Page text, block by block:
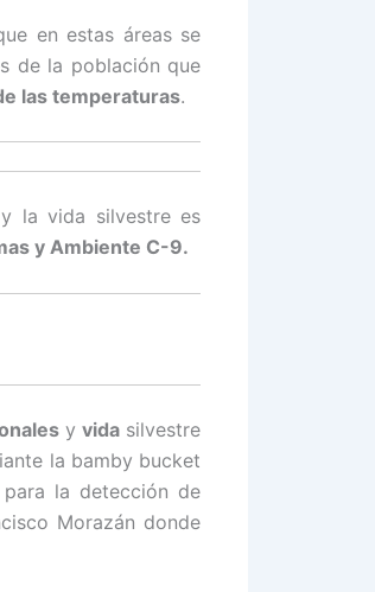
en estas áreas se
de la población que
las temperaturas.
la vida silvestre es
y Ambiente C-9.
y vidasilvestre
la bamby bucket
la detección de
Morazán donde